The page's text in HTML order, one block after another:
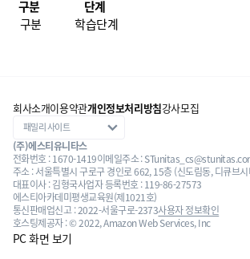
구분
구분
단계
학습단계
회사소개이용약관개인정보처리방침강사모집
(주)에스티유니타스
전화번호 : 1670-1419이메일주소 :
주소 : 서울특별시 구로구 경인로 662, 15층 (신도림동, 디큐브
대표이사 : 김형국사업자 등록번호 : 119-86-27573
에스티아카데미평생교육원(제1021호)
통신판매업신고 : 2022-서울구로-2373사용자 정보확인
호스팅제공자 : © 2022, Amazon Web Services, Inc
PC 화면 보기